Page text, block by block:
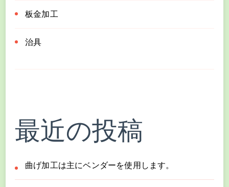
板金加工
治具
最近の投稿
曲げ加工は主にベンダーを使用します。